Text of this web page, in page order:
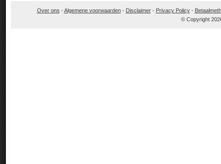
Over ons -Algemene voorwaarden- Disclaimer- Privacy Policy-
© Copyright